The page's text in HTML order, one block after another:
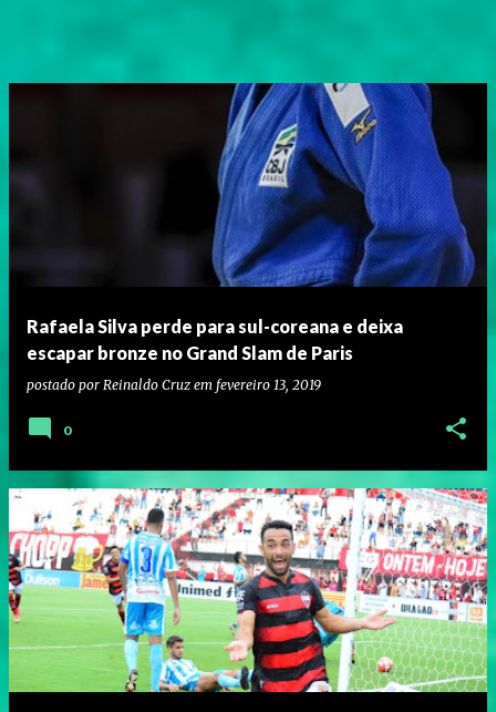
Rafaela Silva perde para sul-coreana e deixa
escapar bronze no Grand Slam de Paris
postado por Reinaldo Cruz em fevereiro 13, 2019
0